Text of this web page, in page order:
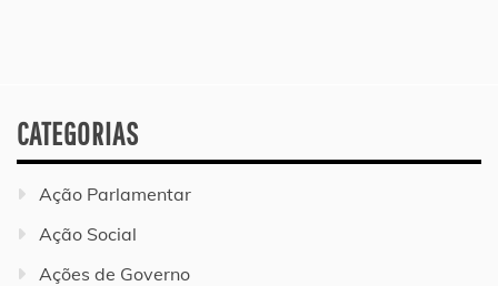
CATEGORIAS
Ação Parlamentar
Ação Social
Ações de Governo